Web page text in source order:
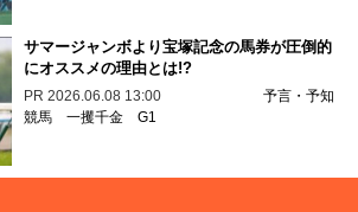
サマージャンボより宝塚記念の馬券が圧倒的
にオススメの理由とは!?
PR 2026.06.08 13:00
予言・予知
競馬 一攫千金 G1